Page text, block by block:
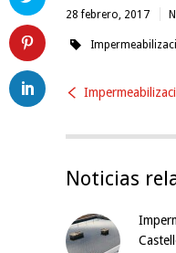
28 febrero, 2017
Noticias